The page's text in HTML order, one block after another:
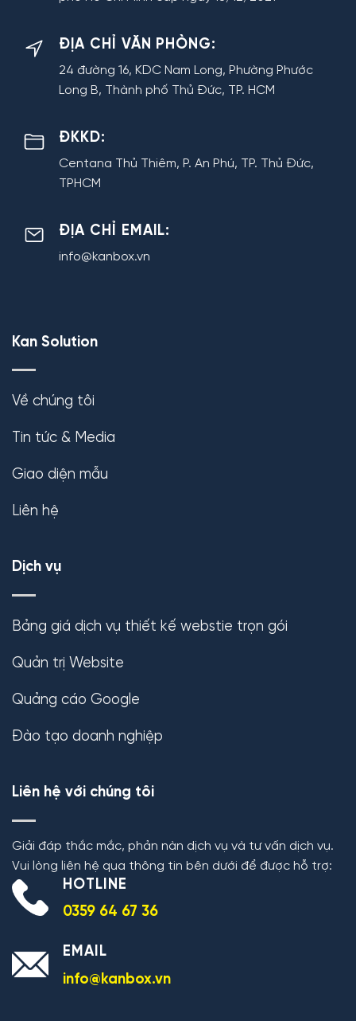
ĐỊA CHỈ VĂN PHÒNG:
24 đường 16, KDC Nam Long, Phường Phước
Long B, Thành phố Thủ Đức, TP. HCM
ĐKKD:
Centana Thủ Thiêm, P. An Phú, TP. Thủ Đức,
TPHCM
ĐỊA CHỈ EMAIL:
info@kanbox.vn
Kan Solution
Về chúng tôi
Tin tức & Media
Giao diện mẫu
Liên hệ
Dịch vụ
Bảng giá dịch vụ thiết kế webstie trọn gói
Quản trị Website
Quảng cáo Google
Đào tạo doanh nghiệp
Liên hệ với chúng tôi
Giải đáp thắc mắc, phản nàn dịch vụ và tư vấn dịch vụ.
Vui lòng liên hệ qua thông tin bên dưới để được hỗ trợ:
HOTLINE
0359 64 67 36
EMAIL
info@kanbox.vn